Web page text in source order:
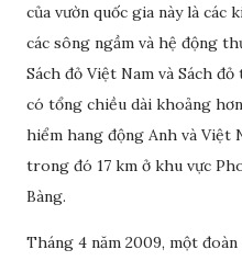
của vườn quốc gia này là các
các sông ngầm và hệ động
Sách đỏ Việt Nam và Sách
có tổng chiều dài khoảng
hiểm hang động Anh và Việt
trong đó 17 km ở khu vực
Bàng.
Tháng 4 năm 2009, một